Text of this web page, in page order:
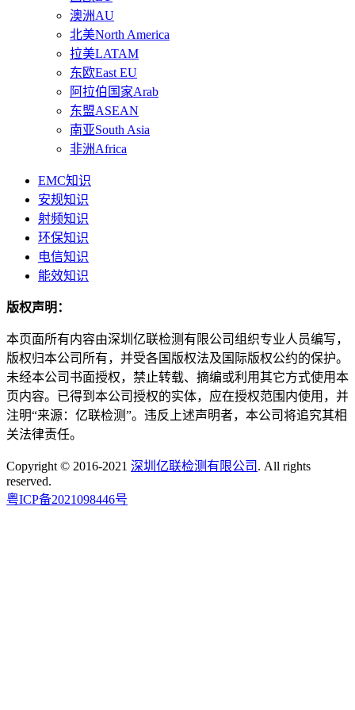
澳洲AU
北美North America
拉美LATAM
东欧East EU
阿拉伯国家Arab
东盟ASEAN
南亚South Asia
非洲Africa
EMC知识
安规知识
射频知识
环保知识
电信知识
能效知识
版权声明：
本页面所有内容由深圳亿联检测有限公司组织专业人员编写，
版权归本公司所有，并受各国版权法及国际版权公约的保护。
未经本公司书面授权，禁止转载、摘编或利用其它方式使用本
页内容。已得到本公司授权的实体，应在授权范围内使用，并
注明“来源：亿联检测”。违反上述声明者，本公司将追究其相
关法律责任。
Copyright © 2016-2021 深圳亿联检测有限公司 . All rights
reserved.
粤ICP备2021098446号